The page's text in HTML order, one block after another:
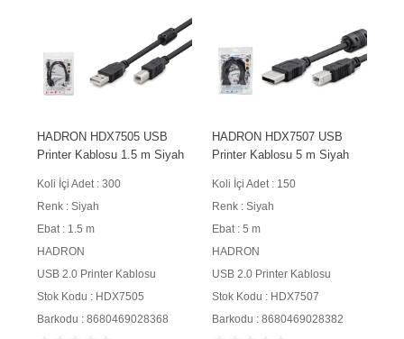
HADRON HDX7505 USB
Printer Kablosu 1.5 m Siyah
Koli İçi Adet : 300
Renk : Siyah
Ebat : 1.5 m
HADRON
USB 2.0 Printer Kablosu
Stok Kodu : HDX7505
Barkodu : 8680469028368
HADRON HDX7507 USB
Printer Kablosu 5 m Siyah
Koli İçi Adet : 150
Renk : Siyah
Ebat : 5 m
HADRON
USB 2.0 Printer Kablosu
Stok Kodu : HDX7507
Barkodu : 8680469028382